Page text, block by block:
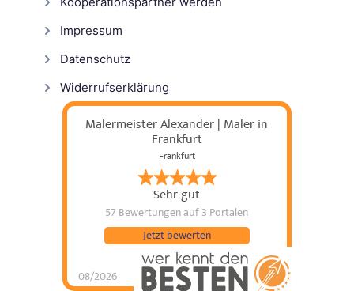
Impressum
Datenschutz
Widerrufserklärung
Malermeister Alexander | Maler in
Frankfurt
Frankfurt
Sehr gut
57 Bewertungenauf 3 Portalen
08/2026
Jetzt bewerten
Malermeister